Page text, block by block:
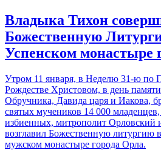
Владыка Тихон
Божественную
Успенском монастыре
Утром 11 января, в Неделю 31-ю по
Рождестве Христовом, в день
Обручника, Давида царя и Иакова,
святых мучеников 14 000
избиенных, митрополит Орловский
возглавил Божественную литургию
мужском монастыре города Орла.